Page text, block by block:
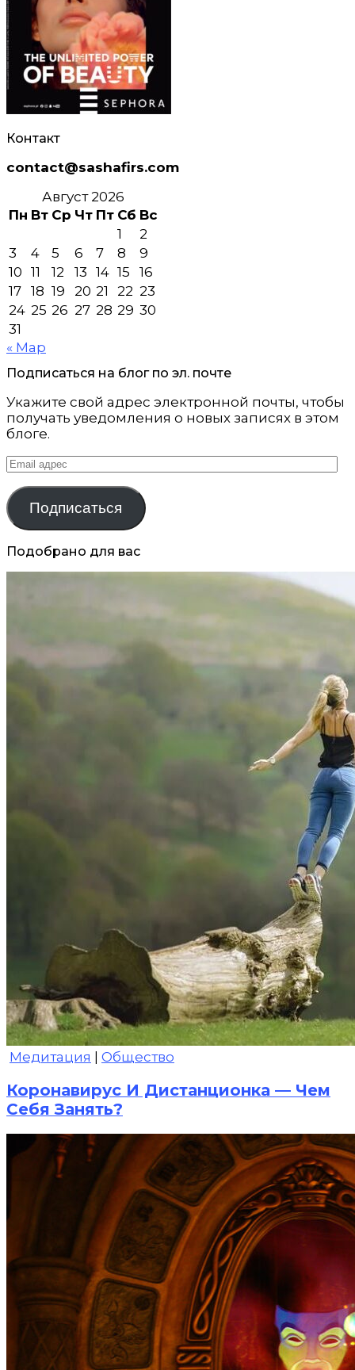
Контакт
contact@sashafirs.com
Август 2026
Пн Вт Ср Чт Пт Сб Вс
1
2
3
4 5 6 7 8
9
10 11 12 13 14 15
16
17 18 19 20 21 22 23
24 25 26 27 28 29 30
31
« Мар
Подписаться на блог по эл. почте
Укажите свой адрес электронной почты, чтобы
получать уведомления о новых записях в этом
блоге.
Email
Подписаться
Подобрано для вас
Медитация | Общество
Коронавирус И Дистанционка — Чем
Себя Занять?